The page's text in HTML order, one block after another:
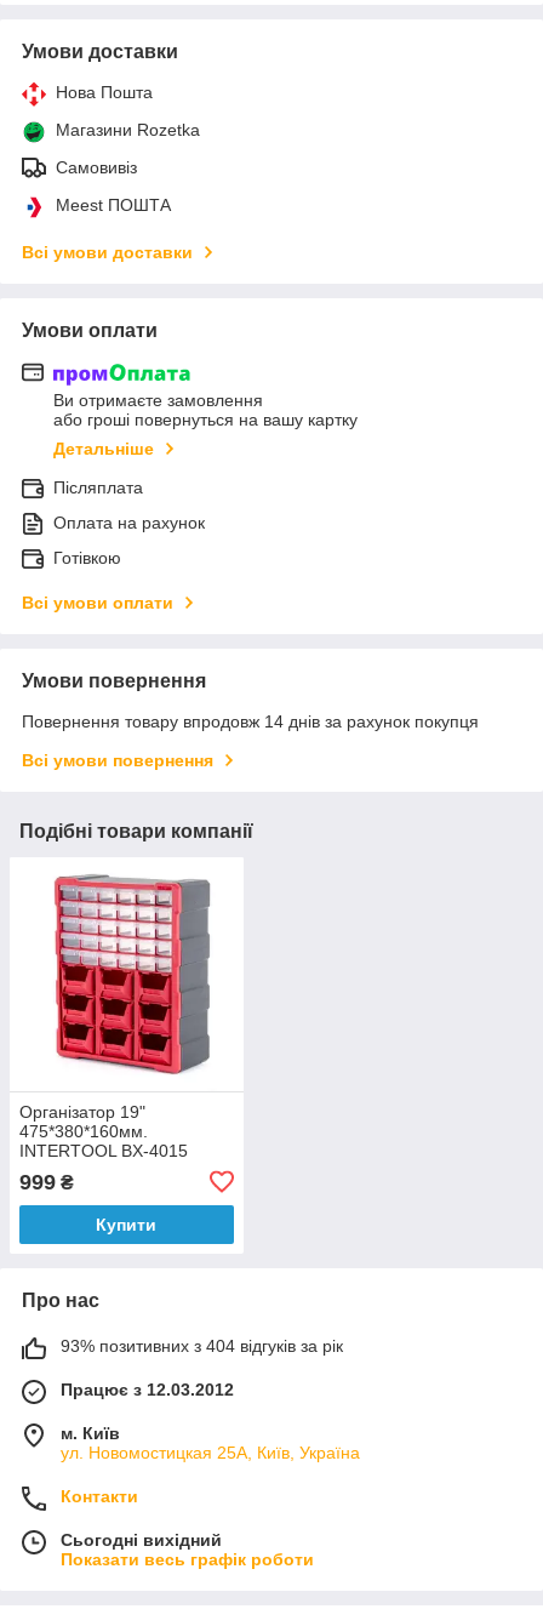
Умови доставки
Нова Пошта
Магазини Rozetka
Самовивіз
Meest ПОШТА
Всі умови доставки
Умови оплати
Ви отримаєте замовлення
або гроші повернуться на вашу картку
Детальніше
Післяплата
Оплата на рахунок
Готівкою
Всі умови оплати
Умови повернення
Повернення товару впродовж 14 днів за рахунок покупця
Всі умови повернення
Подібні товари компанії
Організатор 19"
475*380*160мм.
INTERTOOL BX-4015
999 ₴
Купити
Про нас
93% позитивних з 404 відгуків за рік
Працює з 12.03.2012
м. Київ
ул. Новомостицкая 25А, Київ, Україна
Контакти
Сьогодні вихідний
Показати весь графік роботи